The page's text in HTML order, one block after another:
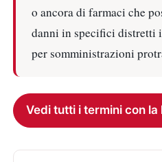
o ancora di farmaci che
danni in specifici distretti
per somministrazioni
Vedi tutti i termini con la